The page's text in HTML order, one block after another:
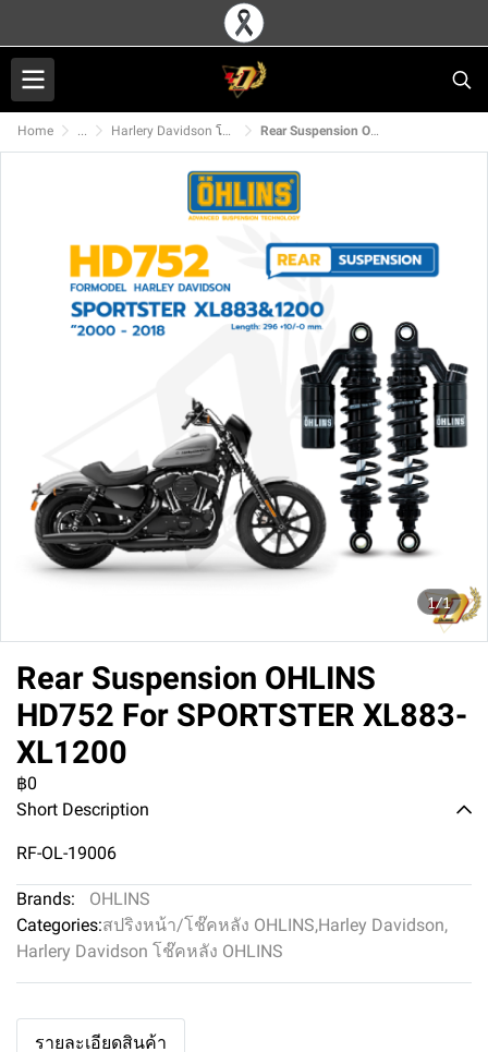
Home ... Harlery Davidson โช๊คหลัง OHLINS Rear Suspension OHLINS HD752 For SPORTSTER XL883-XL1200
1/1
Rear Suspension OHLINS
HD752 For SPORTSTER XL883-
XL1200
฿0
Short Description
RF-OL-19006
Brands:
OHLINS
Categories:สปริงหน้า/โช๊คหลัง OHLINS,Harley Davidson,
Harlery Davidson โช๊คหลัง OHLINS
รายละเอียดสินค้า